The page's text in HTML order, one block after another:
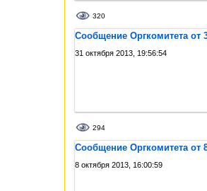
320
Сообщение Оргкомитета от
31 октября 2013, 19:56:54
294
Сообщение Оргкомитета от
8 октября 2013, 16:00:59